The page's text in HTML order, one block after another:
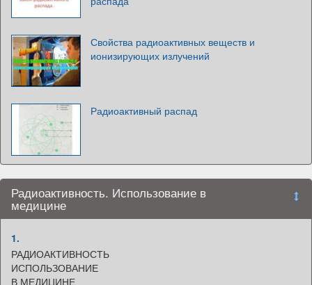
Свойства радиоактивных веществ и
ионизирующих излучений
Радиоактивный распад
Радиоактивность. Использование в
медицине
1.
РАДИОАКТИВНОСТЬ
ИСПОЛЬЗОВАНИЕ
В МЕДИЦИНЕ